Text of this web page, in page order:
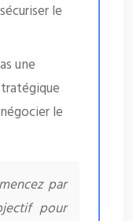
le
une
le
par
pour